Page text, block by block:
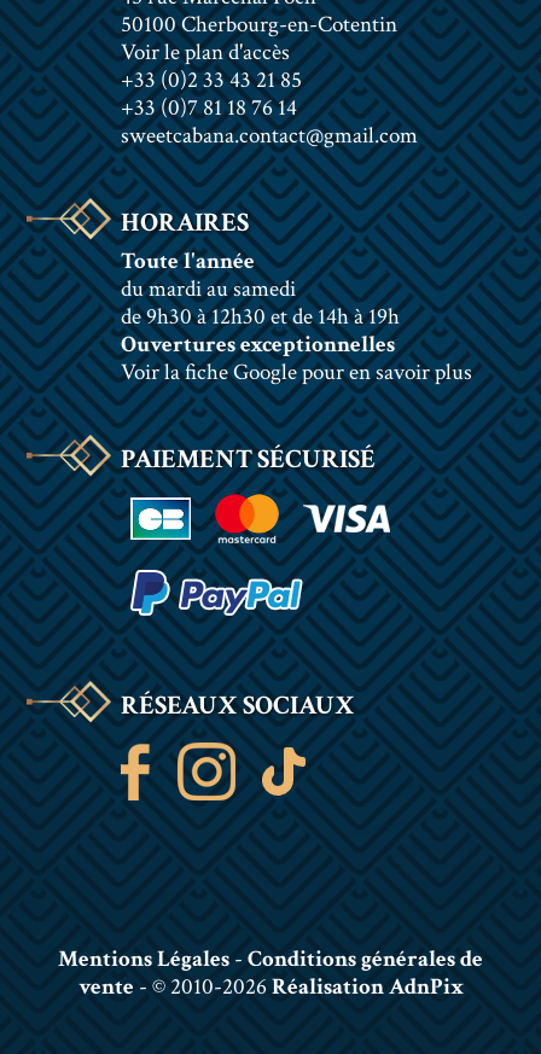
50100 Cherbourg-en-Cotentin
Voir le plan d'accès
+33 (0)2 33 43 21 85
+33 (0)7 81 18 76 14
sweetcabana.contact@gmail.com
HORAIRES
Toute l'année
du mardi au samedi
de 9h30 à 12h30 et de 14h à 19h
Ouvertures exceptionnelles
Voir la fiche Google pour en savoir plus
PAIEMENT SÉCURISÉ
RÉSEAUX SOCIAUX
Mentions Légales - Conditions générales de
vente - © 2010-2026Réalisation AdnPix